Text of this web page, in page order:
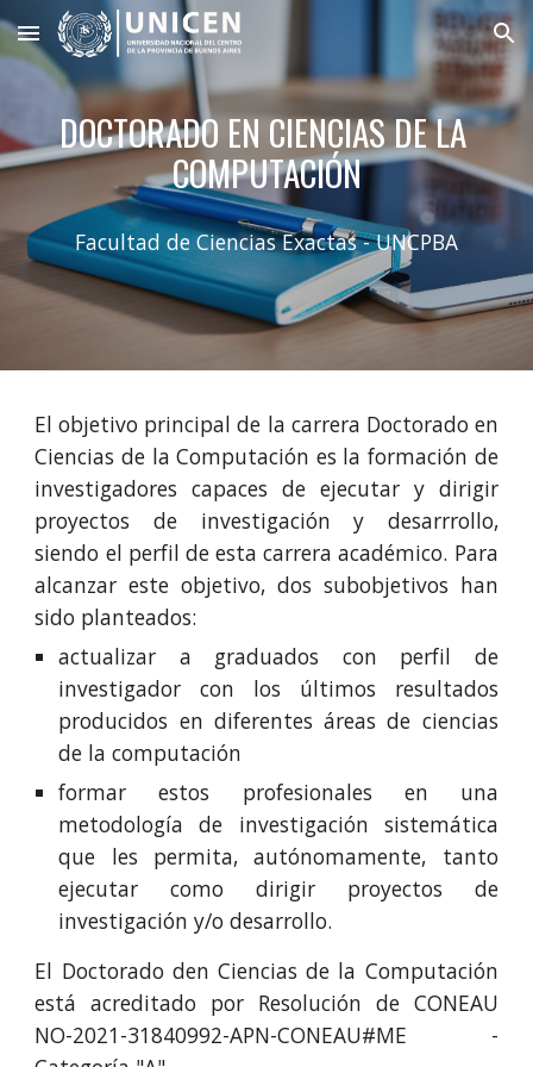
Skip to main content Skip to navigation
DOCTORADO EN CIENCIAS DE LA
COMPUTACIÓN
Facultad de Ciencias Exactas - UNCPBA
El objetivo principal de la carrera Doctorado en
Ciencias de la Computación es la formación de
investigadores capaces de ejecutar y dirigir
proyectos de investigación y desarrrollo,
siendo el perfil de esta carrera académico. Para
alcanzar este objetivo, dos subobjetivos han
sido planteados:
actualizar a graduados con perfil de
investigador con los últimos resultados
producidos en diferentes áreas de ciencias
de la computación
formar estos profesionales en una
metodología de investigación sistemática
que les permita, autónomamente, tanto
ejecutar como dirigir proyectos de
investigación y/o desarrollo.
El Doctorado den Ciencias de la Computación
está acreditado por Resolución de CONEAU
NO-2021-31840992-APN-CONEAU#ME -